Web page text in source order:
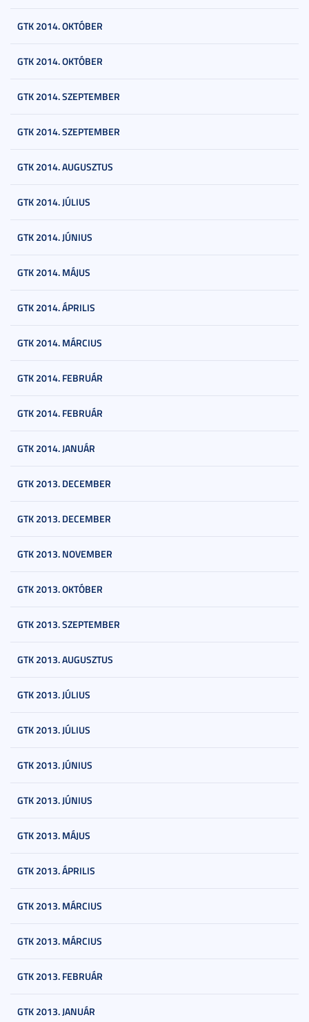
GTK 2014. OKTÓBER
GTK 2014. OKTÓBER
GTK 2014. SZEPTEMBER
GTK 2014. SZEPTEMBER
GTK 2014. AUGUSZTUS
GTK 2014. JÚLIUS
GTK 2014. JÚNIUS
GTK 2014. MÁJUS
GTK 2014. ÁPRILIS
GTK 2014. MÁRCIUS
GTK 2014. FEBRUÁR
GTK 2014. FEBRUÁR
GTK 2014. JANUÁR
GTK 2013. DECEMBER
GTK 2013. DECEMBER
GTK 2013. NOVEMBER
GTK 2013. OKTÓBER
GTK 2013. SZEPTEMBER
GTK 2013. AUGUSZTUS
GTK 2013. JÚLIUS
GTK 2013. JÚLIUS
GTK 2013. JÚNIUS
GTK 2013. JÚNIUS
GTK 2013. MÁJUS
GTK 2013. ÁPRILIS
GTK 2013. MÁRCIUS
GTK 2013. MÁRCIUS
GTK 2013. FEBRUÁR
GTK 2013. JANUÁR